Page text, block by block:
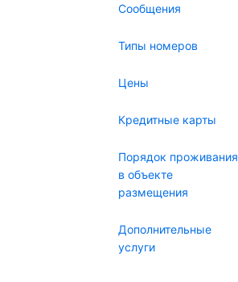
Сообщения
Типы номеров
Цены
Кредитные карты
Порядок проживания
в объекте
размещения
Дополнительные
услуги